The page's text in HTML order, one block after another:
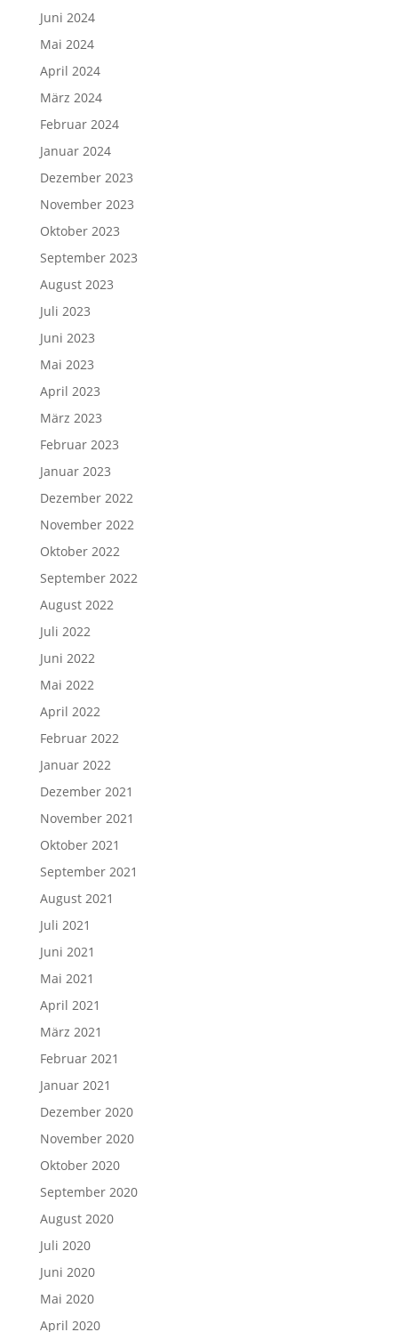
Juni 2024
Mai 2024
April 2024
März 2024
Februar 2024
Januar 2024
Dezember 2023
November 2023
Oktober 2023
September 2023
August 2023
Juli 2023
Juni 2023
Mai 2023
April 2023
März 2023
Februar 2023
Januar 2023
Dezember 2022
November 2022
Oktober 2022
September 2022
August 2022
Juli 2022
Juni 2022
Mai 2022
April 2022
Februar 2022
Januar 2022
Dezember 2021
November 2021
Oktober 2021
September 2021
August 2021
Juli 2021
Juni 2021
Mai 2021
April 2021
März 2021
Februar 2021
Januar 2021
Dezember 2020
November 2020
Oktober 2020
September 2020
August 2020
Juli 2020
Juni 2020
Mai 2020
April 2020